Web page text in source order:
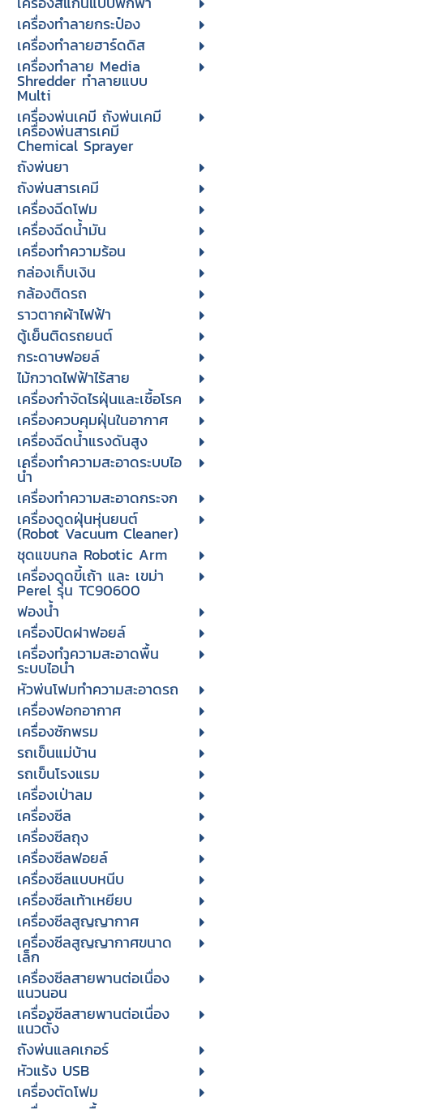
เครื่องทำลายกระป๋อง
เครื่องทำลายฮาร์ดดิส
เครื่องทำลาย Media
Shredder ทำลายแบบ
Multi
เครื่องพ่นเคมี ถังพ่นเคมี
เครื่องพ่นสารเคมี
Chemical Sprayer
ถังพ่นยา
ถังพ่นสารเคมี
เครื่องฉีดโฟม
เครื่องฉีดน้ำมัน
เครื่องทำความร้อน
กล่องเก็บเงิน
กล้องติดรถ
ราวตากผ้าไฟฟ้า
ตู้เย็นติดรถยนต์
กระดาษฟอยล์
ไม้กวาดไฟฟ้าไร้สาย
เครื่องกำจัดไรฝุ่นและเชื้อโรค
เครื่องควบคุมฝุ่นในอากาศ
เครื่องฉีดน้ำแรงดันสูง
เครื่องทำความสะอาดระบบไอ
น้ำ
เครื่องทำความสะอาดกระจก
เครื่องดูดฝุ่นหุ่นยนต์
(Robot Vacuum Cleaner)
ชุดแขนกล Robotic Arm
เครื่องดูดขี้เถ้า และ เขม่า
Perel รุ่น TC90600
ฟองน้ำ
เครื่องปิดฝาฟอยล์
เครื่องทำความสะอาดพื้น
ระบบไอน้ำ
หัวพ่นโฟมทำความสะอาดรถ
เครื่องฟอกอากาศ
เครื่องซักพรม
รถเข็นแม่บ้าน
รถเข็นโรงแรม
เครื่องเป่าลม
เครื่องซีล
เครื่องซีลถุง
เครื่องซีลฟอยล์
เครื่องซีลแบบหนีบ
เครื่องซีลเท้าเหยียบ
เครื่องซีลสูญญากาศ
เครื่องซีลสูญญากาศขนาด
เล็ก
เครื่องซีลสายพานต่อเนื่อง
แนวนอน
เครื่องซีลสายพานต่อเนื่อง
แนวตั้ง
ถังพ่นแลคเกอร์
หัวแร้ง USB
เครื่องตัดโฟม